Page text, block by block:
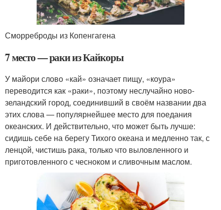
Сморреброды из Копенгагена
7 место — раки из Кайкоры
У майори слово «кай» означает пищу, «коура»
переводится как «раки», поэтому неслучайно ново-
зеландский город, соединивший в своём названии два
этих слова — популярнейшее место для поедания
океанских. И действительно, что может быть лучше:
сидишь себе на берегу Тихого океана и медленно так, с
ленцой, чистишь рака, только что выловленного и
приготовленного с чесноком и сливочным маслом.